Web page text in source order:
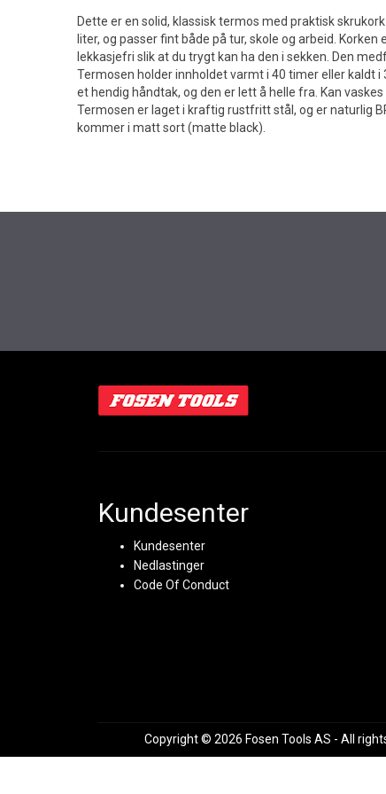
Dette er en solid, klassisk termos med praktisk
liter, og passer fint både på tur, skole og arbeid.
lekkasjefri slik at du trygt kan ha den i sekken. Den
Termosen holder innholdet varmt i 40 timer eller kaldt
et hendig håndtak, og den er lett å helle fra. Kan vaskes
Termosen er laget i kraftig rustfritt stål, og er naturlig
kommer i matt sort (matte black).
Kundesenter
Kundesenter
Nedlastinger
Code Of Conduct
Copyright © 2026 Fosen Tools AS - All